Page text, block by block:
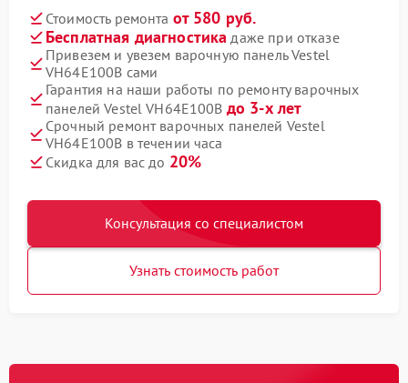
Стоимость ремонта от 580 руб.
Бесплатная диагностика даже при отказе
Привезем и увезем варочную панель Vestel
VH64E100B сами
Гарантия на наши работы по ремонту варочных
панелей Vestel VH64E100B до 3-х лет
Срочный ремонт варочных панелей Vestel
VH64E100B в течении часа
Скидка для вас до 20%
Консультация со специалистом
Узнать стоимость работ